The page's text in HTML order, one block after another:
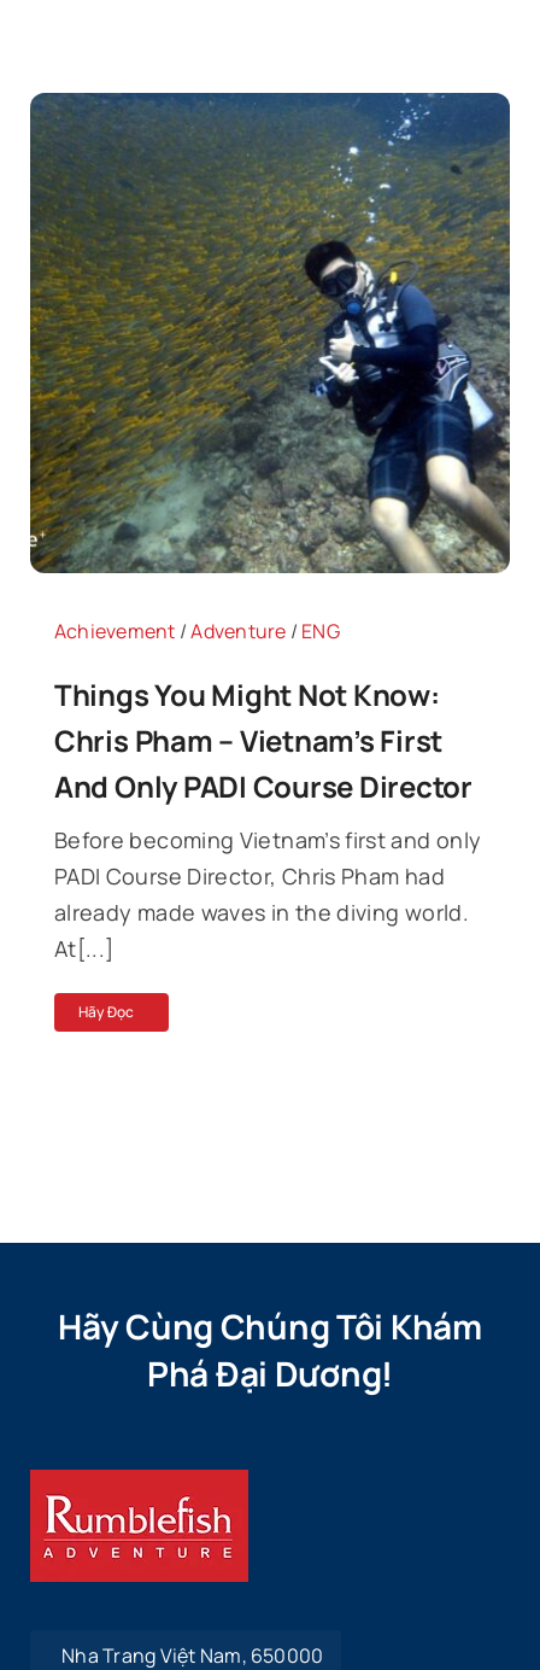
Achievement /Adventure / ENG
Things You Might Not Know:
Chris Pham – Vietnam’s First
And Only PADI Course Director
Before becoming Vietnam’s first and only
PADI Course Director, Chris Pham had
already made waves in the diving world.
At[...]
Hãy Đọc
Hãy Cùng Chúng Tôi Khám
Phá Đại Dương!
Nha Trang Việt Nam, 650000